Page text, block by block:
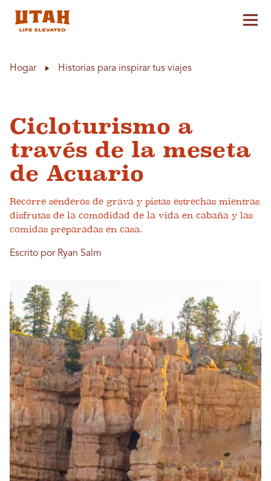
Hogar Historias para inspirar tus viajes
Cicloturismo a
través de la meseta
de Acuario
Recorre senderos de grava y pistas estrechas mientras
disfrutas de la comodidad de la vida en cabaña y las
comidas preparadas en casa.
Escrito por Ryan Salm